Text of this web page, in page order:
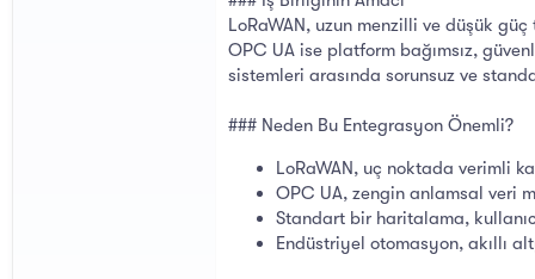
LoRaWAN, uzun menzilli ve düşük
OPC UA ise platform bağımsız,
sistemleri arasında sorunsuz ve
### Neden Bu Entegrasyon Önemli?
LoRaWAN, uç noktada verimli
OPC UA, zengin anlamsal veri
Standart bir haritalama,
Endüstriyel otomasyon, akıllı